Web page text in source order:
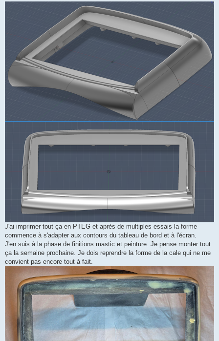
J'ai imprimer tout ça en PTEG et après de multiples essais la forme
commence à s'adapter aux contours du tableau de bord et à l'écran.
J'en suis à la phase de finitions mastic et peinture. Je pense monter tout
ça la semaine prochaine. Je dois reprendre la forme de la cale qui ne me
convient pas encore tout à fait.